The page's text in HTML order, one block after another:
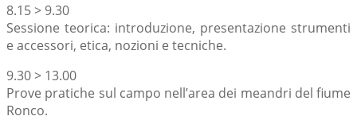
8.15 > 9.30
Sessione teorica: introduzione, presentazione strumenti
e accessori, etica, nozioni e tecniche.
9.30 > 13.00
Prove pratiche sul campo nell’area dei meandri del fiume
Ronco.